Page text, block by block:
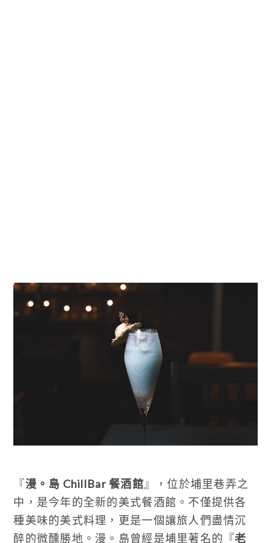
『漫。島 ChillBar 餐酒館 』，位於埔里巷弄之
中，是今年的全新的美式餐酒館。不僅提供各
種美味的美式料理，更是一個讓旅人們盡情沉
醉的微醺勝地。漫。島曾經是埔里著名的『老